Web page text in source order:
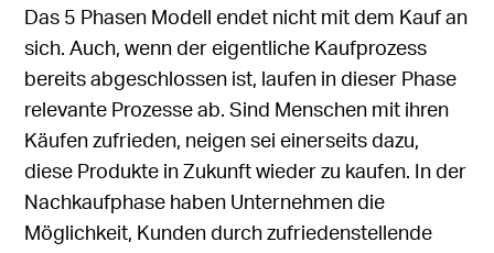
Das 5 Phasen Modell endet nicht mit dem Kauf an
sich. Auch, wenn der eigentliche Kaufprozess
bereits abgeschlossen ist, laufen in dieser Phase
relevante Prozesse ab. Sind Menschen mit ihren
Käufen zufrieden, neigen sei einerseits dazu,
diese Produkte in Zukunft wieder zu kaufen. In der
Nachkaufphase haben Unternehmen die
Möglichkeit, Kunden durch zufriedenstellende